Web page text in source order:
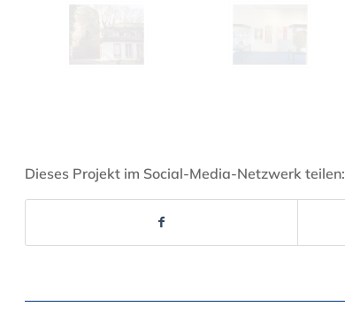
Dieses Projekt im Social-Media-Netzwerk teilen: